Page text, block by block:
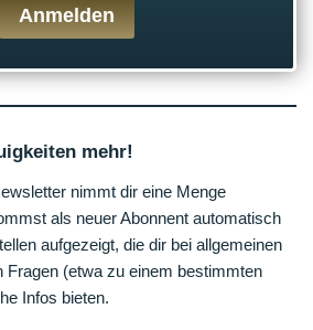
Anmelden
mehr!
nimmt dir eine Menge
als neuer Abonnent automatisch
aufgezeigt, die dir bei allgemeinen
Fragen (etwa zu einem bestimmten
Infos bieten.